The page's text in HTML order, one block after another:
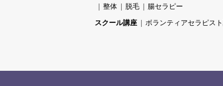
整体
脱毛
腸セラピー
スクール講座
ボランティアセラピス